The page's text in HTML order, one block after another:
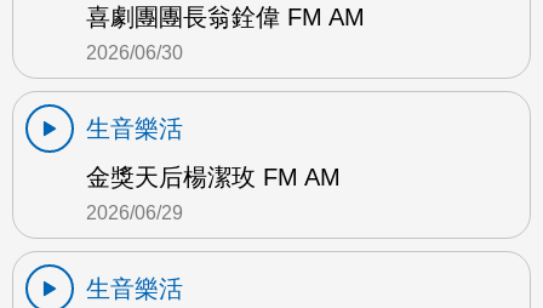
喜劇團團長翁銓偉 FM AM
2026/06/30
生音樂活
金獎天后楊潔玫 FM AM
2026/06/29
生音樂活